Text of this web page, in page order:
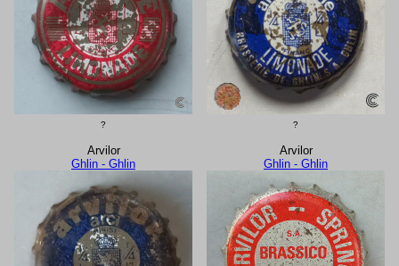
? ?
Arvilor
Ghlin - Ghlin
Arvilor
Ghlin - Ghlin